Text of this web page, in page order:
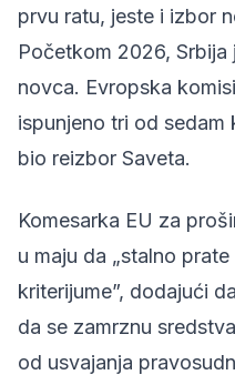
prvu ratu, jeste i izbor
Početkom 2026, Srbija
novca. Evropska
ispunjeno tri od sedam
bio reizbor Saveta.
Komesarka EU za
u maju da „stalno
kriterijume”, dodajući
da se zamrznu
od usvajanja